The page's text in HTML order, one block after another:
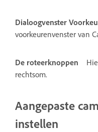
Dialoogvenster
voorkeurenvenster van
De roteerknoppen
rechtsom.
Aangepaste
instellen